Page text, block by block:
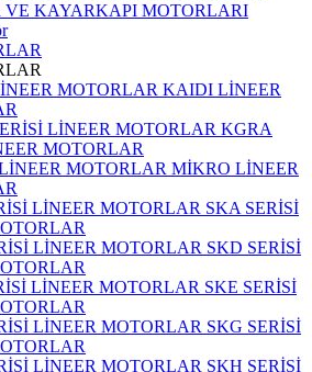
VE KAYARKAPI MOTORLARI
KAIDI LİNEER
KGRA
MOTORLAR
MİKRO LİNEER
SKA SERİSİ
SKD SERİSİ
SKE SERİSİ
SKG SERİSİ
SKH SERİSİ